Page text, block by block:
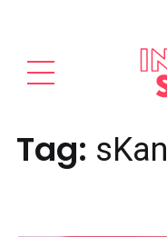
Tag: sKan